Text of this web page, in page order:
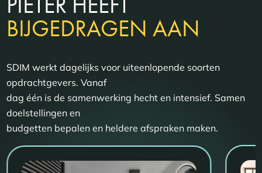
BIJGEDRAGEN AAN
SDIM werkt dagelijks voor uiteenlopende soorten
opdrachtgevers. Vanaf
dag één is de samenwerking hecht en intensief. Samen
doelstellingen en
budgetten bepalen en heldere afspraken maken.